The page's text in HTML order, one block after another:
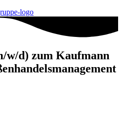
w/d) zum Kaufmann